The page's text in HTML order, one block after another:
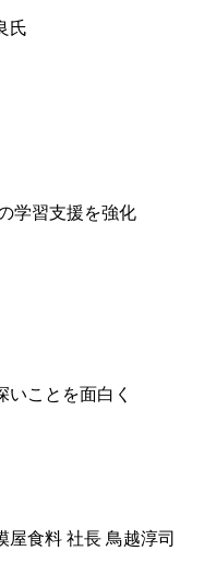
氏
学習支援を強化
ことを面白く
屋食料 社長 鳥越淳司